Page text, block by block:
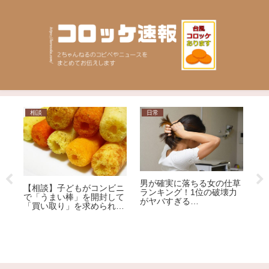
相談
【相談】子どもがコンビニ
で「うまい棒」を開封して
「買い取り」を求められま
日常
男が確実に落ちる女の仕草
ランキング！1位の破壊力
がヤバすぎる…